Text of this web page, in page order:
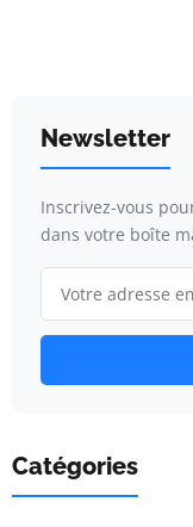
Newsletter
Inscrivez-vous
dans votre boîte
Catégories